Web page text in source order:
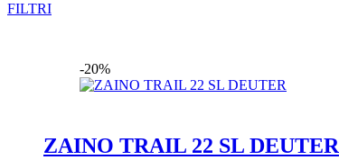
FILTRI
Categorie
DONNA(249)
-20%
ZAINO TRAIL 22 SL DEUTER